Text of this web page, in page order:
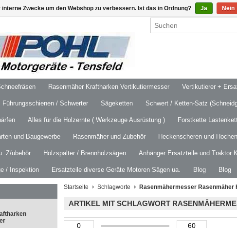
Rasenmäher Kraftharken Vertikutiermesser Vertikutierer +
Führungsschienen / Schwerter Sägeketten Schwert / Ketten-Satz
Alles für die Holzernte ( Werkzeuge Ausrüstung ) Forstkette
und Baugewerbe Rasenmäher und Zubehör Heckenscheren und
Z/ubehör Holzspalter / Brennholzsägen Anhänger Ersatzteile und Traktor
/ Inspektion Ersatzteile diverse Geräte Motoren Sägen ua. Blog Blog
Startseite Schlagworte Rasenmähermesser Rasenmäher
ARTIKEL MIT SCHLAGWORT
Zwecke um den Webshop zu verbessern. Ist das in Ordnung? Ja Nein